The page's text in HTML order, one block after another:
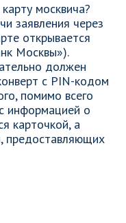
москвича?
заявления через
открывается
Москвы»).
должен
с PIN-кодом
помимо всего
информацией о
карточкой, а
предоставляющих